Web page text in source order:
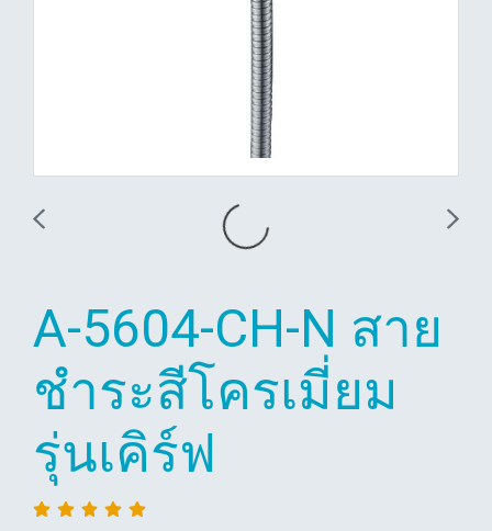
A-5604-CH-N สาย
ชำระสีโครเมี่ยม
รุ่นเคิร์ฟ